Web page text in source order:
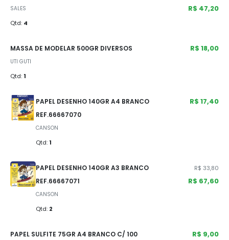
SALES
Qtd: 4
R$ 47,20
MASSA DE MODELAR 500GR DIVERSOS
UTI GUTI
Qtd: 1
R$ 18,00
PAPEL DESENHO 140GR A4 BRANCO
REF.66667070
CANSON
Qtd: 1
R$ 17,40
PAPEL DESENHO 140GR A3 BRANCO
REF.66667071
CANSON
Qtd: 2
R$ 33,80
R$ 67,60
PAPEL SULFITE 75GR A4 BRANCO C/ 100 R$ 9,00